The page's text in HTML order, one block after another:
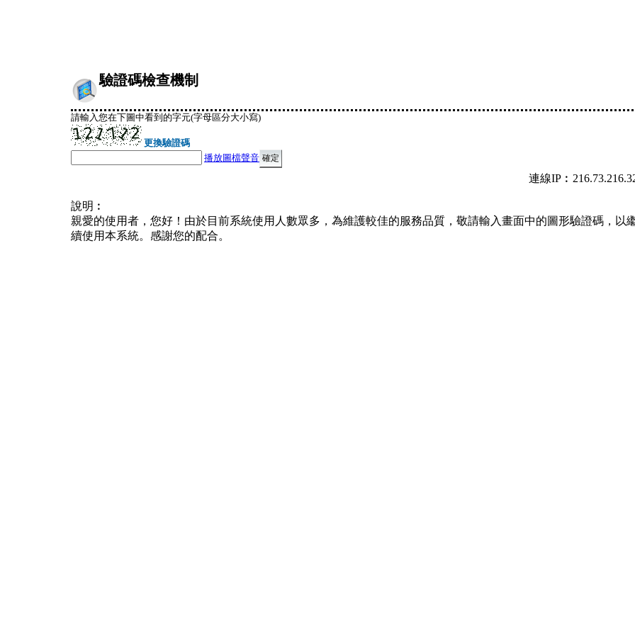
驗證碼檢查機制
請輸入您在下圖中看到的字元(字母區分大小寫)
更換驗證碼
播放圖檔聲音
連線
說明︰
親愛的使用者，您好！由於目前系統使用人數眾多，為維護較佳的服務品質，敬請輸入畫面中的圖形驗證碼，以
續使用本系統。感謝您的配合。